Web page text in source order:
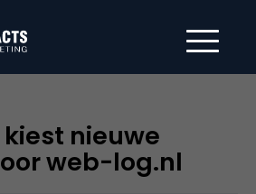
nieuwe
web-log.nl